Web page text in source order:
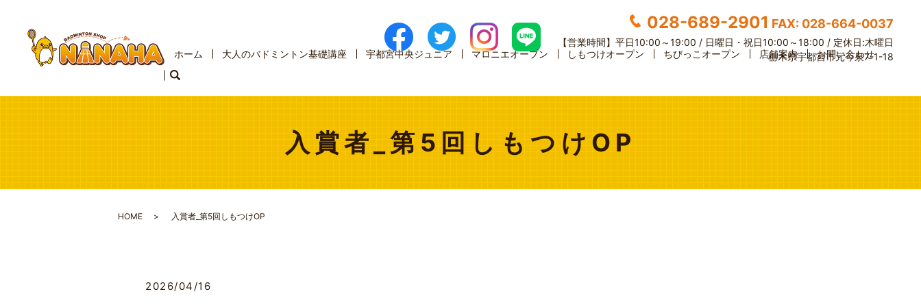
028-689-2901 FAX: 028-664-0037
【営業時間】 平日10:00～19:00 / 日曜日・祝日10:00～18:00 / 定休日:木曜日
栃木県宇都宮市元今泉7-1-18
ホーム 大人のバドミントン基礎講座 宇都宮中央ジュニア マロニエオープン しもつけオープン ちびっこオープン 店舗案内 お問い合わせ
入賞者_第5回しもつけOP
HOME 入賞者_第5回しもつけOP
2026/04/16